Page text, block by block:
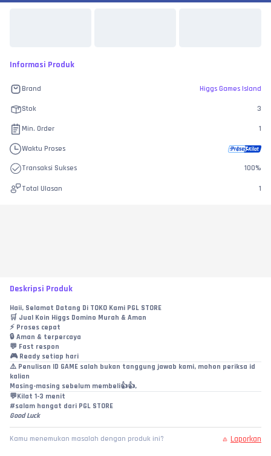
Informasi Produk
Brand Higgs Games Island
Stok 3
Min. Order 1
Waktu Proses
Transaksi Sukses 100%
Total Ulasan 1
Deskripsi Produk
Haii, Selamat Datang Di TOKO Kami PGL STORE
🛒 Jual Koin Higgs Domino Murah & Aman
⚡ Proses cepat
🔒 Aman & terpercaya
💬 Fast respon
🎮 Ready setiap hari
⚠️ Penulisan ID GAME salah bukan tanggung jawab kami, mohon periksa id
kalian
Masing-masing sebelum membeli👍👍,
💬Kilat 1-3 menit
#salam hangat dari PGL STORE
Good Luck
Kamu menemukan masalah dengan produk ini? Laporkan